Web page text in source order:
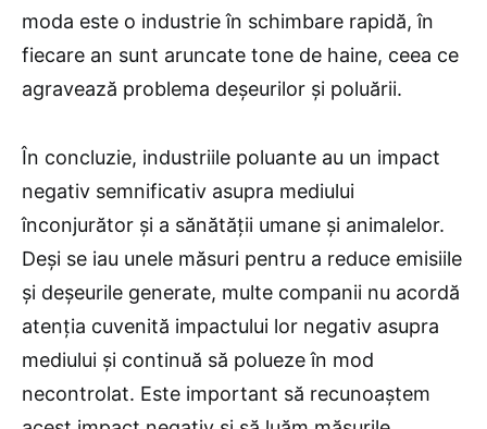
moda este o industrie în schimbare rapidă, în
fiecare an sunt aruncate tone de haine, ceea ce
agravează problema deșeurilor și poluării.
În concluzie, industriile poluante au un impact
negativ semnificativ asupra mediului
înconjurător și a sănătății umane și animalelor.
Deși se iau unele măsuri pentru a reduce emisiile
și deșeurile generate, multe companii nu acordă
atenția cuvenită impactului lor negativ asupra
mediului și continuă să polueze în mod
necontrolat. Este important să recunoaștem